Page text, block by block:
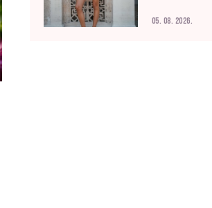
05. 08. 2026.